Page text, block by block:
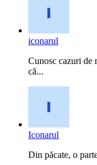
iconarul
Cunosc cazuri de
că...
Iconarul
Din păcate, o